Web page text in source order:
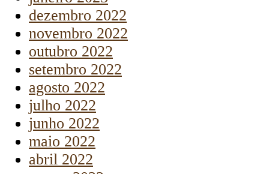
dezembro 2022
novembro 2022
outubro 2022
setembro 2022
agosto 2022
julho 2022
junho 2022
maio 2022
abril 2022